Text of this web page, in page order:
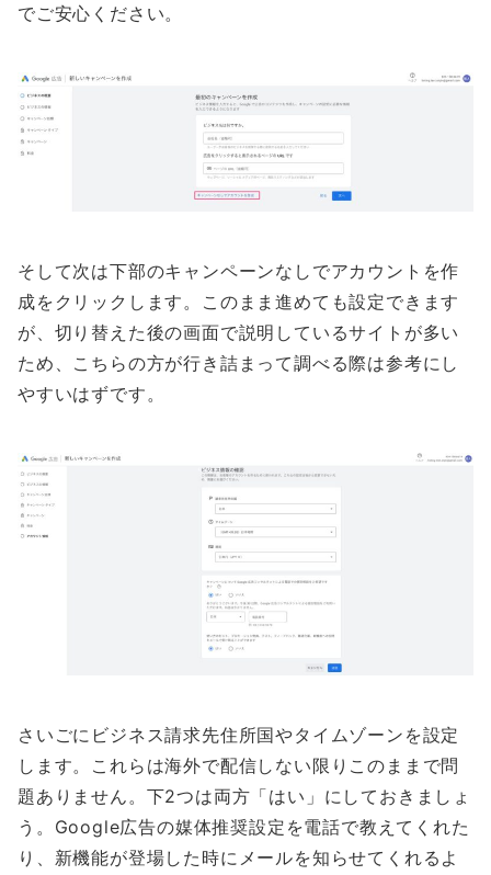
でご安心ください。
そして次は下部のキャンペーンなしでアカウントを作
成をクリックします。このまま進めても設定できます
が、切り替えた後の画面で説明しているサイトが多い
ため、こちらの方が行き詰まって調べる際は参考にし
やすいはずです。
さいごにビジネス請求先住所国やタイムゾーンを設定
します。これらは海外で配信しない限りこのままで問
題ありません。下2つは両方「はい」にしておきましょ
う。Google広告の媒体推奨設定を電話で教えてくれた
り、新機能が登場した時にメールを知らせてくれるよ